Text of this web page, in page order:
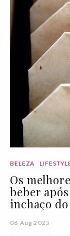
BELEZA
Os
beber
inchaço
06 Aug 2025